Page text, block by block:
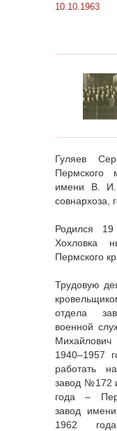
10.10.1963
Гуляев
Пермского
имени В. И.
совнархоза,
Родился
Хохловка
Пермского
Трудовую
отдела
военной
1940–1957
работать
завод №172
года –
завод
1962